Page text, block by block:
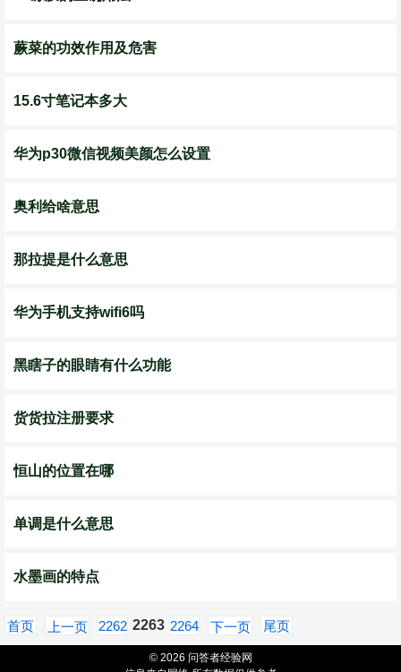
蕨菜的功效作用及危害
15.6寸笔记本多大
华为p30微信视频美颜怎么设置
奥利给啥意思
那拉提是什么意思
华为手机支持wifi6吗
黑瞎子的眼睛有什么功能
货货拉注册要求
恒山的位置在哪
单调是什么意思
水墨画的特点
首页 上一页 2262 2263 2264 下一页 尾页
© 2026 问答者经验网